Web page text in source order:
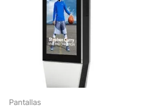
Pantallas